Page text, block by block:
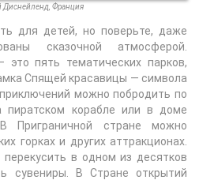
Диснейленд, Франция
для детей, но поверьте, даже
сказочной атмосферой.
пять тематических парков,
Спящей красавицы — символа
можно побродить по
пиратском корабле или в доме
Приграничной стране можно
горках и других аттракционах.
в одном из десятков
сувениры. В Стране открытий